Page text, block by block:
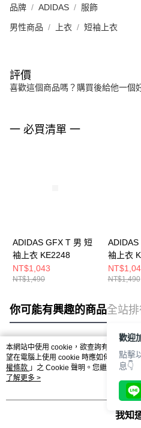
品牌 ADIDAS 服飾
男性商品 上衣 短袖上衣
評價
喜歡這個商品嗎？購買後給他一個
一 必買清單 一
ADIDAS GFX T 男 短
袖上衣 KE2248
NT$1,043
NT$1,490
袖上衣
NT$1,490
你可能有興趣的商品全站排
熱門標籤
本網站中使用 cookie，欲查詢有關本網站
望在電腦上使用 cookie 時應如何變更電
權條款 」之 Cookie 聲明。您繼續使用本
用條款之 Cookie 聲明使用 cookie。
了解更多 >
我知
歡迎
點擊
息👇